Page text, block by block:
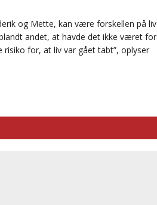
og Mette, kan være forskellen på liv
andet, at havde det ikke været for
for, at liv var gået tabt”, oplyser